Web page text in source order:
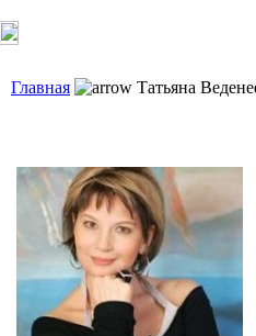
Главная Татьяна